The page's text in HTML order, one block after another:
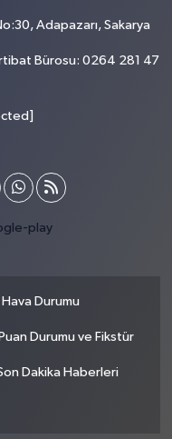
Adapazarı, Sakarya
Bürosu: 0264 281 47
Hava Durumu
Puan Durumu ve Fikstür
Dakika Haberleri